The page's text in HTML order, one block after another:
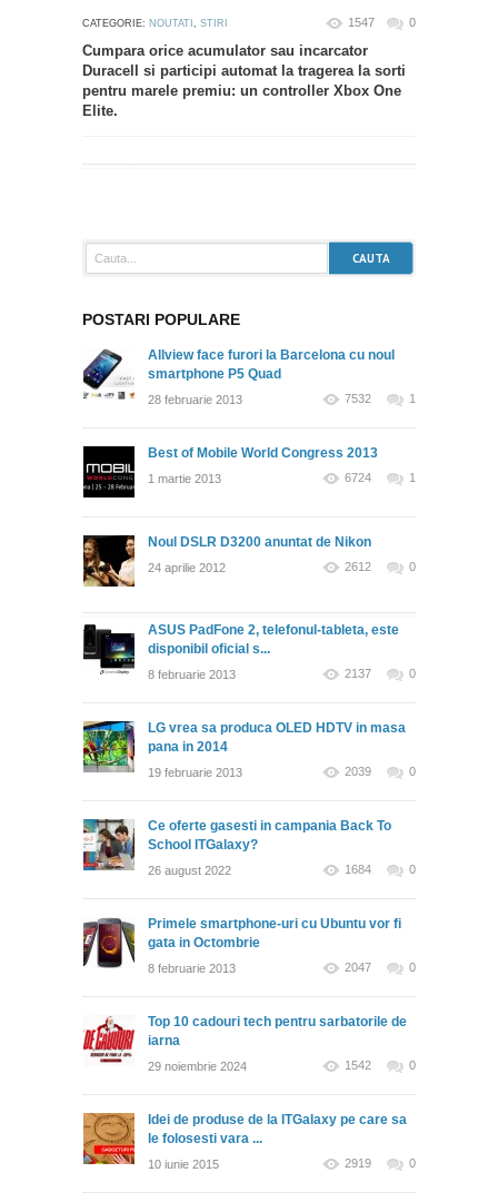
CATEGORIE: NOUTATI , STIRI 1547 0
Cumpara orice acumulator sau incarcator
Duracell si participi automat la tragerea la sorti
pentru marele premiu: un controller Xbox One
Elite.
POSTARI POPULARE
Allview face furori la Barcelona cu noul
smartphone P5 Quad
28 februarie 2013 7532 1
Best of Mobile World Congress 2013
1 martie 2013 6724 1
Noul DSLR D3200 anuntat de Nikon
24 aprilie 2012 2612 0
ASUS PadFone 2, telefonul-tableta, este
disponibil oficial s...
8 februarie 2013 2137 0
LG vrea sa produca OLED HDTV in masa
pana in 2014
19 februarie 2013 2039 0
Ce oferte gasesti in campania Back To
School ITGalaxy?
26 august 2022 1684 0
Primele smartphone-uri cu Ubuntu vor fi
gata in Octombrie
8 februarie 2013 2047 0
Top 10 cadouri tech pentru sarbatorile de
iarna
29 noiembrie 2024 1542 0
Idei de produse de la ITGalaxy pe care sa
le folosesti vara ...
10 iunie 2015 2919 0